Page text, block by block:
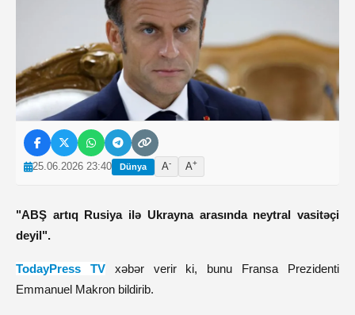
25.06.2026 23:40 Dünya A- A+
"ABŞ artıq Rusiya ilə Ukrayna arasında neytral vasitəçi
deyil".
TodayPress TV xəbər verir ki, bunu Fransa Prezidenti
Emmanuel Makron bildirib.